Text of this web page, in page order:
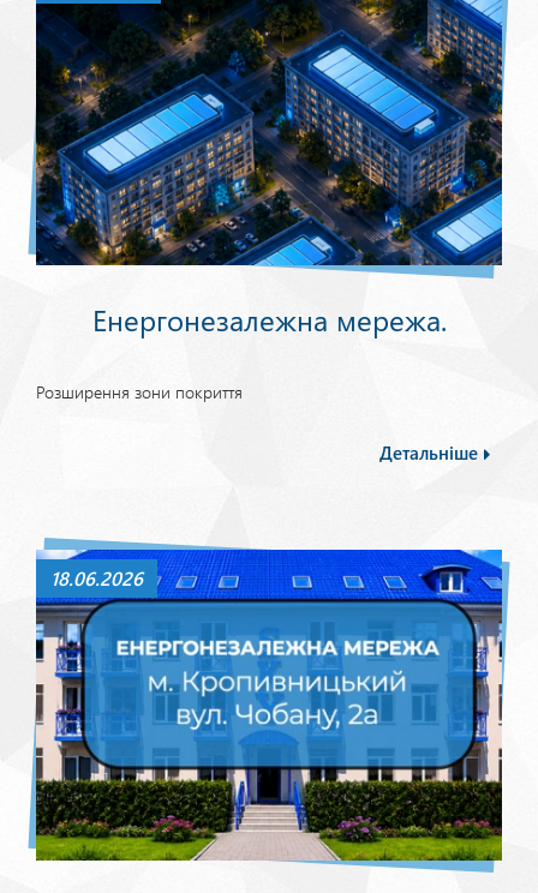
Енергонезалежна мережа.
Розширення зони покриття
Детальніше
18.06.2026